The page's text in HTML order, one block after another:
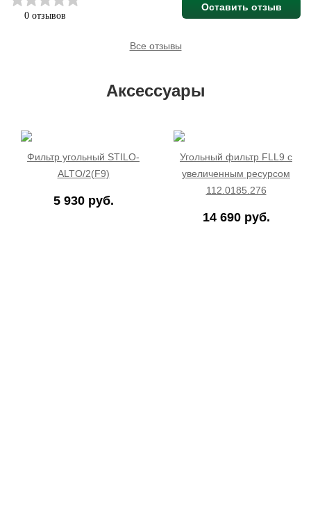
0 отзывов
Оставить отзыв
Все отзывы
Аксессуары
Фильтр угольный STILO-
ALTO/2(F9)
5 930 руб.
Угольный фильтр FLL9 с
увеличенным ресурсом
112.0185.276
14 690 руб.